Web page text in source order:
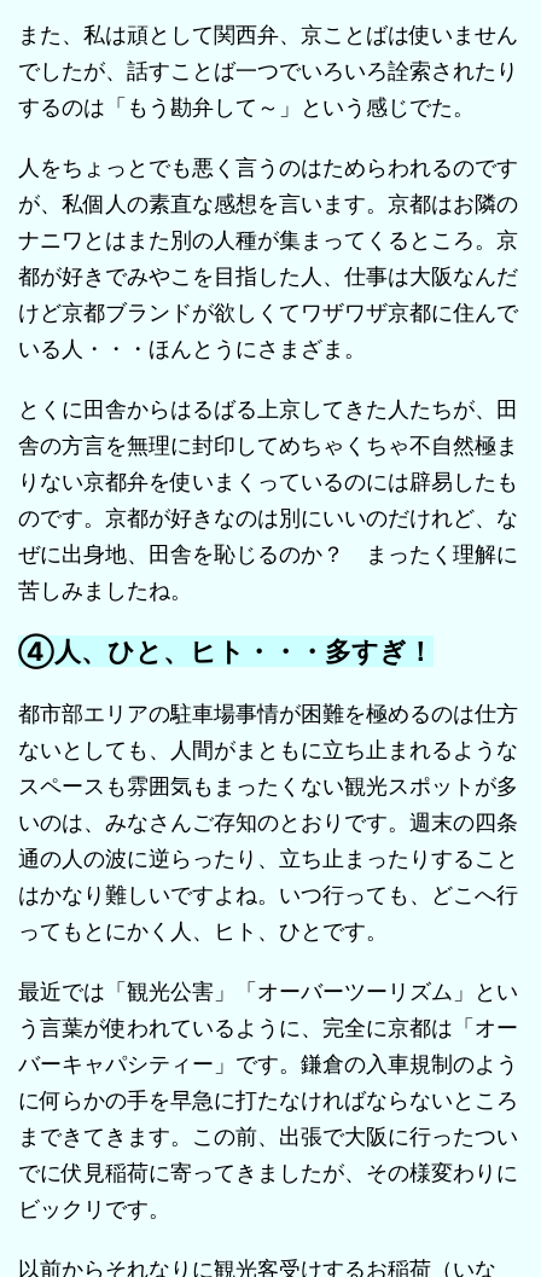
また、私は頑として関西弁、京ことばは使いません
でしたが、話すことば一つでいろいろ詮索されたり
するのは「もう勘弁して～」という感じでた。
人をちょっとでも悪く言うのはためらわれるのです
が、私個人の素直な感想を言います。京都はお隣の
ナニワとはまた別の人種が集まってくるところ。京
都が好きでみやこを目指した人、仕事は大阪なんだ
けど京都ブランドが欲しくてワザワザ京都に住んで
いる人・・・ほんとうにさまざま。
とくに田舎からはるばる上京してきた人たちが、田
舎の方言を無理に封印してめちゃくちゃ不自然極ま
りない京都弁を使いまくっているのには辟易したも
のです。京都が好きなのは別にいいのだけれど、な
ぜに出身地、田舎を恥じるのか？ まったく理解に
苦しみましたね。
④人、ひと、ヒト・・・多すぎ！
都市部エリアの駐車場事情が困難を極めるのは仕方
ないとしても、人間がまともに立ち止まれるような
スペースも雰囲気もまったくない観光スポットが多
いのは、みなさんご存知のとおりです。週末の四条
通の人の波に逆らったり、立ち止まったりすること
はかなり難しいですよね。いつ行っても、どこへ行
ってもとにかく人、ヒト、ひとです。
最近では「観光公害」「オーバーツーリズム」とい
う言葉が使われているように、完全に京都は「オー
バーキャパシティー」です。鎌倉の入車規制のよう
に何らかの手を早急に打たなければならないところ
まできてきます。この前、出張で大阪に行ったつい
でに伏見稲荷に寄ってきましたが、その様変わりに
ビックリです。
以前からそれなりに観光客受けするお稲荷（いな